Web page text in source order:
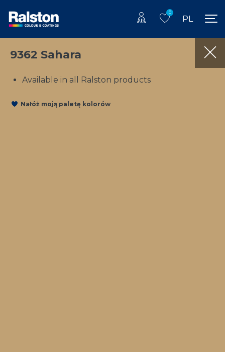
0
PL
9362 Sahara
Available in all Ralston products
Nałóż moją paletę kolorów